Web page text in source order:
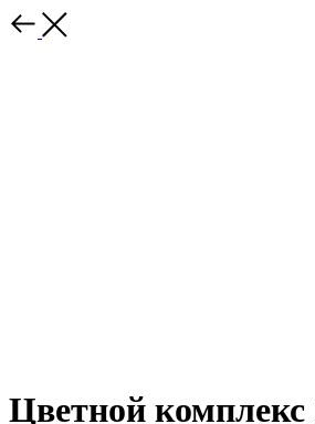
Цветной комплекс